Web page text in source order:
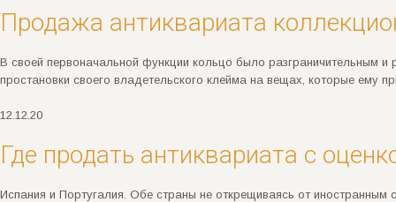
Продажа антиквариата
В своей первоначальной функции кольцо было разграничительным и
простановки своего владетельского клейма на вещах, которые
12.12.20
Где продать антиквариата с
Испания и Португалия. Обе страны не открещиваясь от